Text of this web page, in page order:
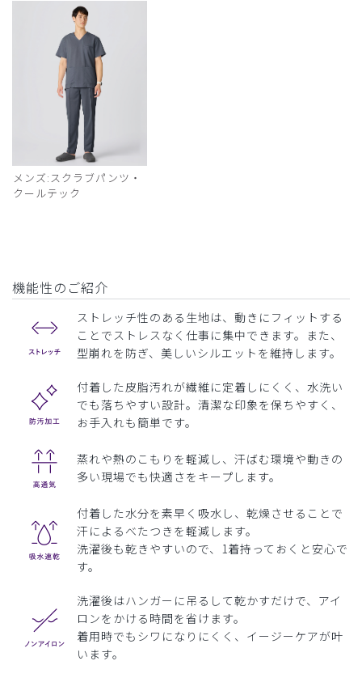
メンズ:スクラブパンツ・
クールテック
機能性のご紹介
ストレッチ性のある生地は、動きにフィットする
ことでストレスなく仕事に集中できます。また、
型崩れを防ぎ、美しいシルエットを維持します。
付着した皮脂汚れが繊維に定着しにくく、水洗い
でも落ちやすい設計。清潔な印象を保ちやすく、
お手入れも簡単です。
蒸れや熱のこもりを軽減し、汗ばむ環境や動きの
多い現場でも快適さをキープします。
付着した水分を素早く吸水し、乾燥させることで
汗によるべたつきを軽減します。
洗濯後も乾きやすいので、1着持っておくと安心で
す。
洗濯後はハンガーに吊るして乾かすだけで、アイ
ロンをかける時間を省けます。
着用時でもシワになりにくく、イージーケアが叶
います。